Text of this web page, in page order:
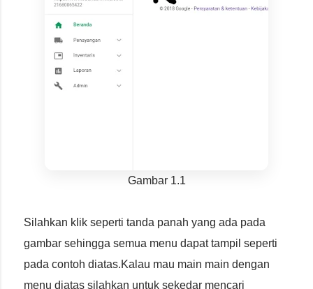
Gambar 1.1
Silahkan klik seperti tanda panah yang ada pada
gambar sehingga semua menu dapat tampil seperti
pada contoh diatas.Kalau mau main main dengan
menu diatas silahkan untuk sekedar mencari